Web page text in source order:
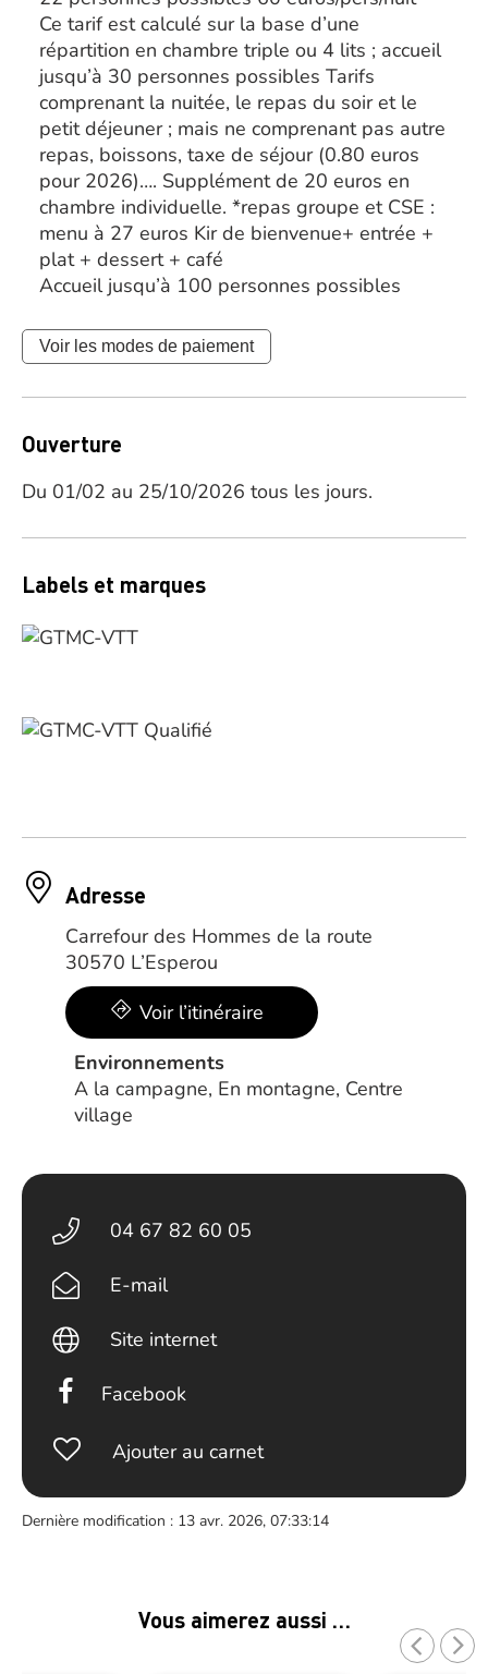
Ce tarif est calculé sur la base d’une
répartition en chambre triple ou 4 lits ; accueil
jusqu’à 30 personnes possibles Tarifs
comprenant la nuitée, le repas du soir et le
petit déjeuner ; mais ne comprenant pas autre
repas, boissons, taxe de séjour (0.80 euros
pour 2026)…. Supplément de 20 euros en
chambre individuelle. *repas groupe et CSE :
menu à 27 euros Kir de bienvenue+ entrée +
plat + dessert + café
Accueil jusqu’à 100 personnes possibles
Voir les modes de paiement
Ouverture
Du 01/02 au 25/10/2026 tous les jours.
Labels et marques
Adresse
Carrefour des Hommes de la route
30570 L’Esperou
Voir l’itinéraire
Environnements
A la campagne, En montagne, Centre
village
04 67 82 60 05
E-mail
Site internet
Facebook
Ajouter au carnet
Dernière modification : 13 avr. 2026, 07:33:14
Vous aimerez aussi …